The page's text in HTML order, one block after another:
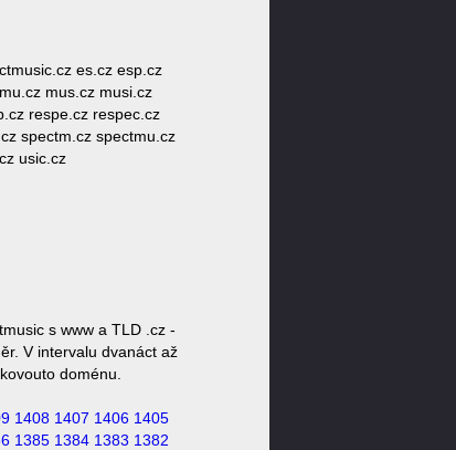
es.cz esp.cz
mus.cz musi.cz
respe.cz respec.cz
spectm.cz spectmu.cz
usic.cz
s www a TLD .cz -
V intervalu dvanáct až
doménu.
1408 1407 1406 1405
1385 1384 1383 1382